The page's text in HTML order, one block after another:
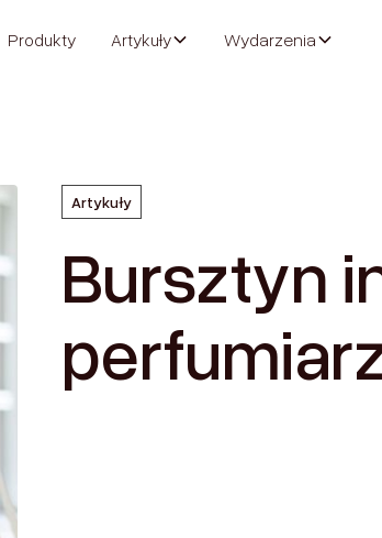
Produkty Artykuły Wydarzenia
Artykuły
Bursztyn